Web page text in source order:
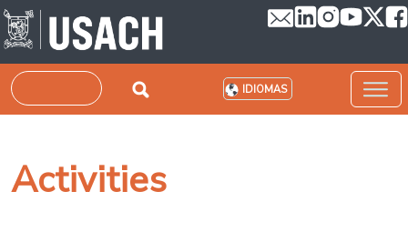
Pasar al contenido principal
Buscar IDIOMAS
Activities